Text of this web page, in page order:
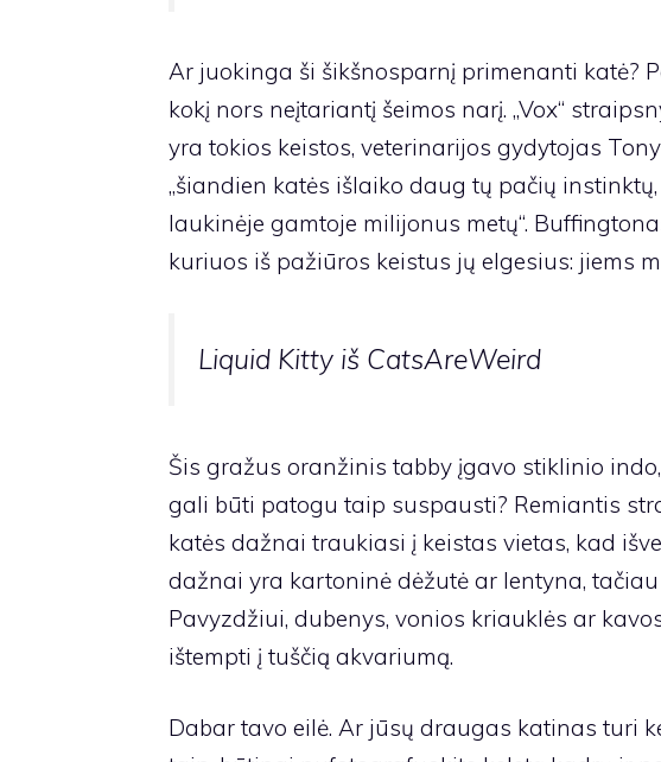
Ar juokinga ši šikšnosparnį primenanti katė?
kokį nors neįtariantį šeimos narį. „Vox“
yra tokios keistos, veterinarijos gydytojas
„šiandien katės išlaiko daug tų pačių
laukinėje gamtoje milijonus metų“.
kuriuos iš pažiūros keistus jų elgesius: jiems
Liquid Kitty iš CatsAreWeird
Šis gražus oranžinis tabby įgavo stiklinio
gali būti patogu taip suspausti? Remiantis
katės dažnai traukiasi į keistas vietas, kad
dažnai yra kartoninė dėžutė ar lentyna,
Pavyzdžiui, dubenys, vonios kriauklės ar
ištempti į tuščią akvariumą.
Dabar tavo eilė. Ar jūsų draugas katinas turi